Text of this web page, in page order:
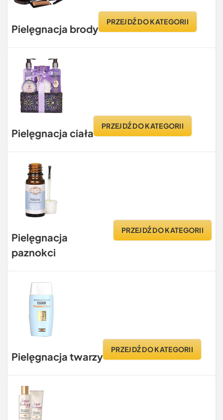
Pielęgnacja brody
PRZEJDŹ DO KATEGORII
Pielęgnacja ciała
PRZEJDŹ DO KATEGORII
Pielęgnacja
paznokci
PRZEJDŹ DO KATEGORII
Pielęgnacja twarzy
PRZEJDŹ DO KATEGORII